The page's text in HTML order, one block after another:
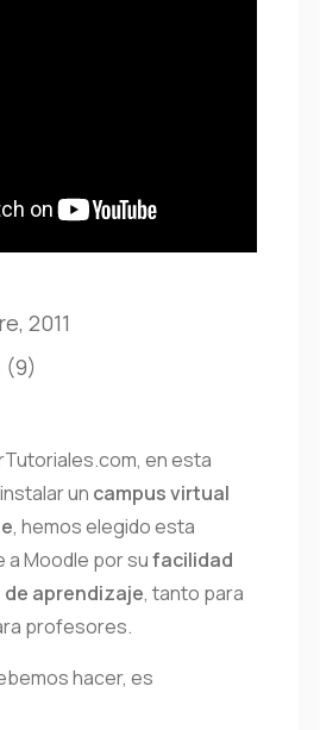
2011
(9)
en esta
un campus virtual
, hemos elegido esta
Moodle por sufacilidad
de aprendizaje, tanto para
profesores.
hacer, es